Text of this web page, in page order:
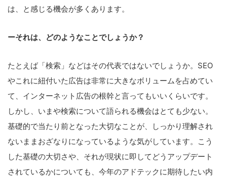
は、と感じる機会が多くあります。
ーそれは、どのようなことでしょうか？
たとえば「検索」などはその代表ではないでしょうか。SEO
やこれに紐付いた広告は非常に大きなボリュームを占めてい
て、インターネット広告の根幹と言ってもいいくらいです。
しかし、いまや検索について語られる機会はとても少ない。
基礎的で当たり前となった大切なことが、しっかり理解され
ないままおざなりになっているような気がしています。こう
した基礎の大切さや、それが現状に即してどうアップデート
されているかについても、今年のアドテックに期待したい内